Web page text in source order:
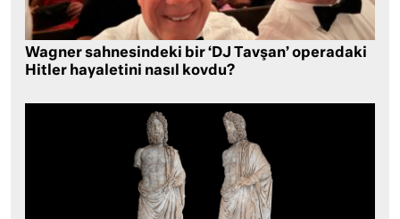
Wagner sahnesindeki bir ‘DJ Tavşan’ operadaki
Hitler hayaletini nasıl kovdu?